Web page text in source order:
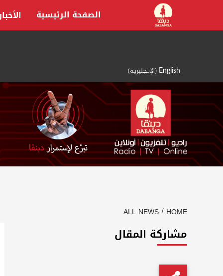
content
English
(الإنجليزية)
الصفحة الرئيسية
HOME
ALL NEWS
مشاركة المقال